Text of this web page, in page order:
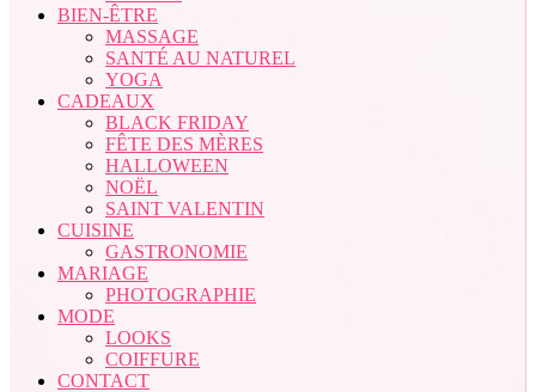
BIEN-ÊTRE
MASSAGE
SANTÉ AU NATUREL
YOGA
CADEAUX
BLACK FRIDAY
FÊTE DES MÈRES
HALLOWEEN
NOËL
SAINT VALENTIN
CUISINE
GASTRONOMIE
MARIAGE
PHOTOGRAPHIE
MODE
LOOKS
COIFFURE
CONTACT